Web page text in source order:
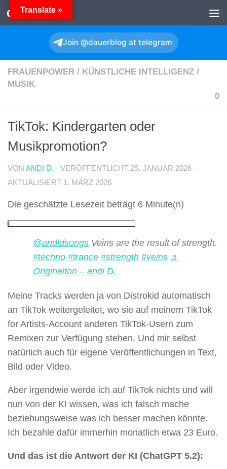
Zum Inhalt springen
dauerBlog
Join @dauerblog at telegram
FRAUENPOWER / KÜNSTLICHE INTELLIGENZ /
MUSIK
0
TikTok: Kindergarten oder
Musikpromotion?
VON ANDI D. · VERÖFFENTLICHT 25. JANUAR 2026 ·
AKTUALISIERT 1. MÄRZ 2026
Die geschätzte Lesezeit beträgt 6 Minute(n)
@andidsongs Veins are the result of strength.
#techno #trance #strength #veins ♬
Originalton – andi D.
Meine Tracks werden ja von Distrokid automatisch
an TikTok weitergeleitet, wo sie auf meinem TikTok
for Artists-Account anderen TikTok-Usern zum
Remixen zur Verfügung stehen. Und mir selbst
natürlich auch für eigene Veröffentlichungen in Text,
Bild oder Video.
Aber irgendwie werde ich auf TikTok nichts und will
nun von der KI wissen, was ich falsch mache
beziehungsweise was ich besser machen könnte.
Ich bezahle dafür immerhin monatlich etwa 23 Euro.
Und das ist die Antwort der KI (ChatGPT 5.2):
Translate »